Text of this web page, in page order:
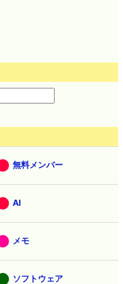
無料メンバー
AI
メモ
ソフトウェア